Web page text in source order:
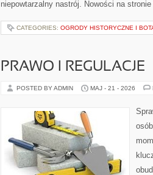
niepowtarzalny nastrój. Nowości na
CATEGORIES: OGRODY HISTORYCZNE I
PRAWO I REGULACJE
POSTED BY ADMIN MAJ - 21 - 2026